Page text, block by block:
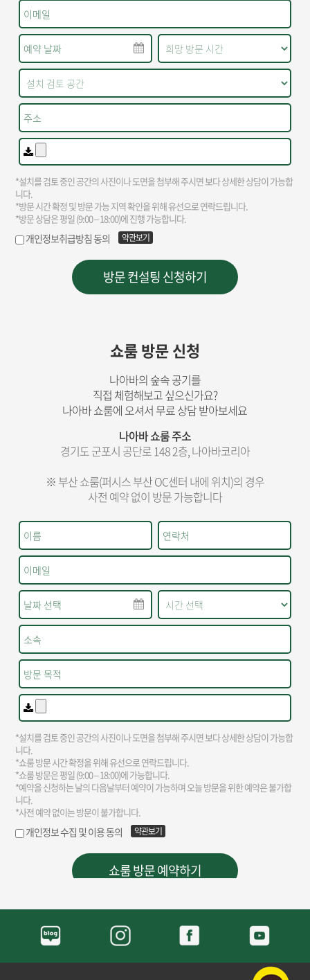
쇼룸 방문 신청
나아바의 숲속 공기를
직접 체험해보고 싶으신가요?
나아바 쇼룸에 오셔서 무료 상담 받아보세요
나아바 쇼룸 주소
경기도 군포시 공단로 148 2층, 나아바코리아
※ 부산 쇼룸(퍼시스 부산 OC센터 내에 위치)의 경우
사전 예약 없이 방문 가능합니다